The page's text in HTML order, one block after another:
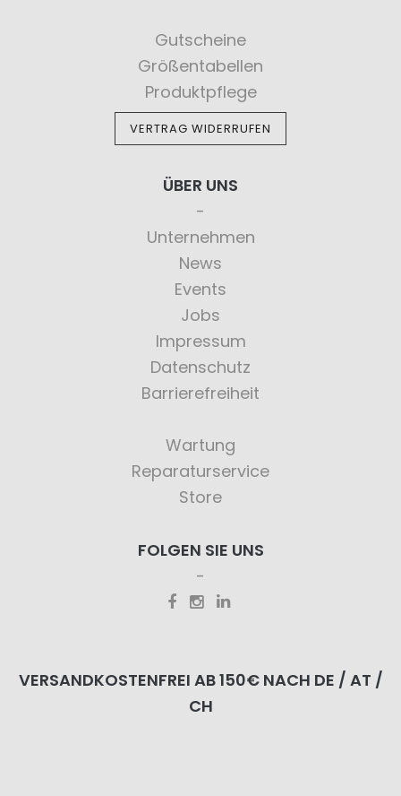
Gutscheine
Größentabellen
Produktpflege
VERTRAG WIDERRUFEN
ÜBER UNS
Unternehmen
News
Events
Jobs
Impressum
Datenschutz
Barrierefreiheit
Wartung
Reparaturservice
Store
FOLGEN SIE UNS
VERSANDKOSTENFREI AB 150€ NACH DE / AT /
CH